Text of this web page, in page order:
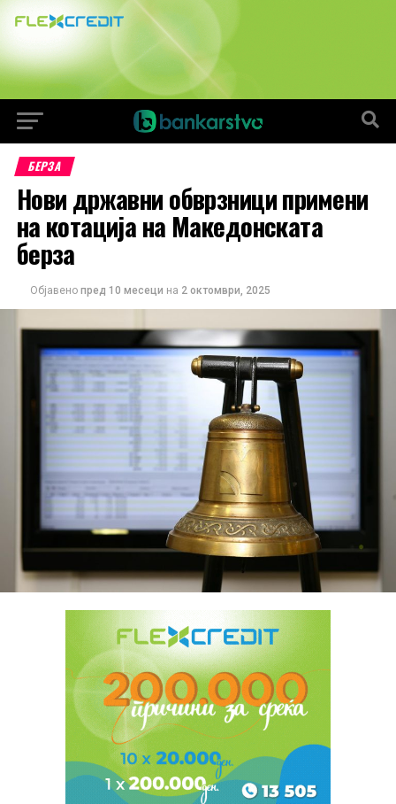
БЕРЗА
Нови државни обврзници примени
на котација на Македонската
берза
Објавено пред 10 месеци на 2 октомври, 2025